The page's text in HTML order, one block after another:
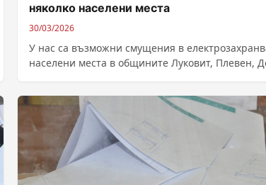
няколко населени места
30/03/2026
У нас са възможни смущения в
населени места в общините Луковит, Плевен,